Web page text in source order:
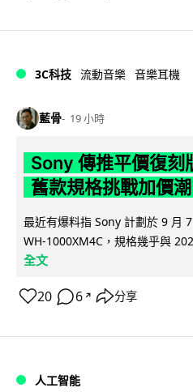
3C科技 流動音樂 音樂耳機
藍骨 19 小時
Sony 傳推平價復
舊款規格挑戰加價潮
最近有爆料指 Sony 計劃於 9 月
WH-1000XM4C，規格幾乎與
全文
20 6 ↗ 分享
人工智能